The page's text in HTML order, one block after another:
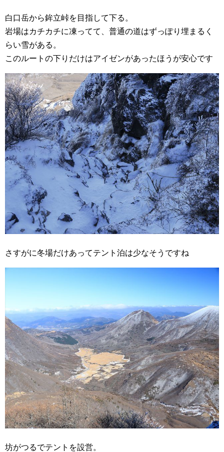
白口岳から鉾立峠を目指して下る。
岩場はカチカチに凍ってて、普通の道はずっぽり埋まるく
らい雪がある。
このルートの下りだけはアイゼンがあったほうが安心です
さすがに冬場だけあってテント泊は少なそうですね
坊がつるでテントを設営。